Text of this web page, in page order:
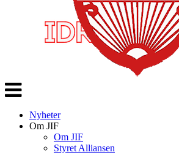
Veksle
navigasjon
Nyheter
Om JIF
Om JIF
Styret Alliansen